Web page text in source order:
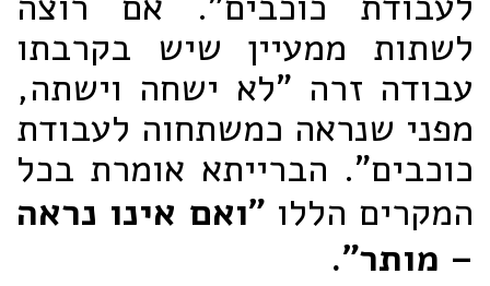
לשתות ממעיין שיש בקרבתו
עבודה זרה "לא ישחה וישתה,
מפני שנראה כמשתחוה לעבודת
כוכבים". הברייתא אומרת בכל
המקרים הללו"ואם אינו נראה
– מותר".